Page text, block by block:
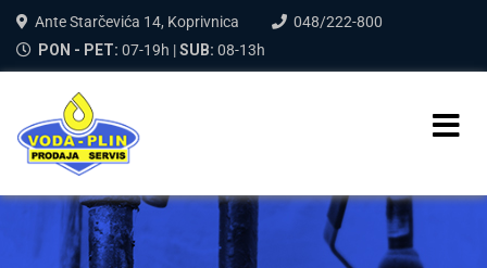
Ante Starčevića 14, Koprivnica
048/222-800
PON - PET: 07-19h |SUB: 08-13h